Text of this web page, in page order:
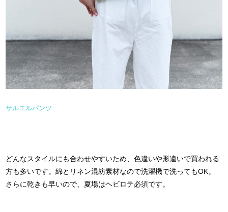
サルエルパンツ
どんなスタイルにも合わせやすいため、色違いや形違いで買われる
方も多いです。綿とリネン混紡素材なので洗濯機で洗ってもOK。
さらに乾きも早いので、夏場はヘビロテ必須です。